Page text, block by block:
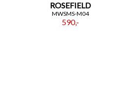
ROSEFIELD
MWSMS-M04
590,-